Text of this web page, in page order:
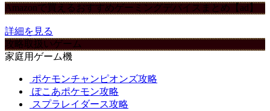
Amazonで買えるおすすめゲーミングデバイスまとめ【ad】
詳細を見る
攻略取扱いゲーム
家庭用ゲーム機
ポケモンチャンピオンズ攻略
ぽこあポケモン攻略
スプラレイダース攻略